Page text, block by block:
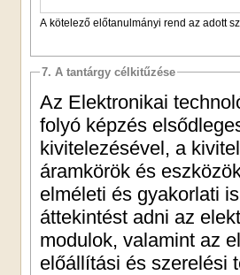
A kötelező előtanulmányi rend az adott
7. A tantárgy célkitűzése
Az Elektronikai
folyó képzés
kivitelezésével, a
áramkörök és
elméleti és gyakorlati
áttekintést adni az
modulok, valamint az
előállítási és szerelési